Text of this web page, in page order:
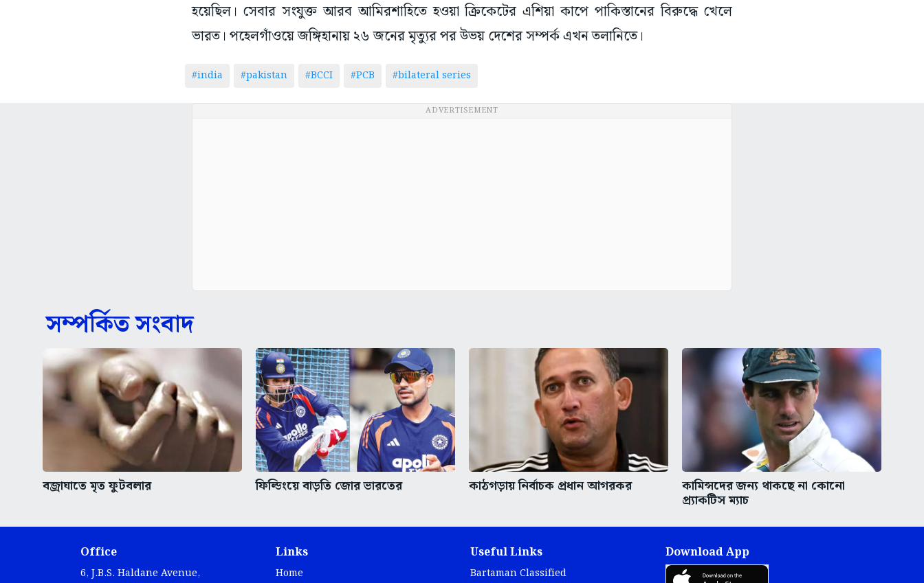
হয়েছিল। সেবার সংযুক্ত আরব আমিরশাহিতে হওয়া ক্রিকেটের এশিয়া কাপে পাকিস্তানের বিরুদ্ধে খেলে
ভারত। পহেলগাঁওয়ে জঙ্গিহানায় ২৬ জনের মৃত্যুর পর উভয় দেশের সম্পর্ক এখন তলানিতে।
#india #pakistan #BCCI #PCB #bilateral series
ADVERTISEMENT
সম্পর্কিত সংবাদ
বজ্রাঘাতে মৃত ফুটবলার ফিল্ডিংয়ে বাড়তি জোর ভারতের কাঠগড়ায় নির্বাচক প্রধান আগরকর কামিন্সদের জন্য থাকছে না কোনো
প্র্যাকটিস ম্যাচ
Office
6, J.B.S. Haldane Avenue,
Links
Home
Useful Links
Bartaman Classified
Download App